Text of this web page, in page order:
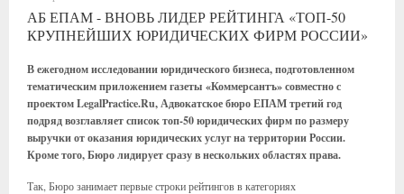
АБ ЕПАМ - ВНОВЬ ЛИДЕР РЕЙТИНГА «ТОП-50
КРУПНЕЙШИХ ЮРИДИЧЕСКИХ ФИРМ РОССИИ»
В ежегодном исследовании юридического бизнеса, подготовленном
тематическим приложением газеты «Коммерсантъ» совместно с
проектом LegalPractice.Ru, Адвокатское бюро ЕПАМ третий год
подряд возглавляет список топ-50 юридических фирм по размеру
выручки от оказания юридических услуг на территории России.
Кроме того, Бюро лидирует сразу в нескольких областях права.
Так, Бюро занимает первые строки рейтингов в категориях